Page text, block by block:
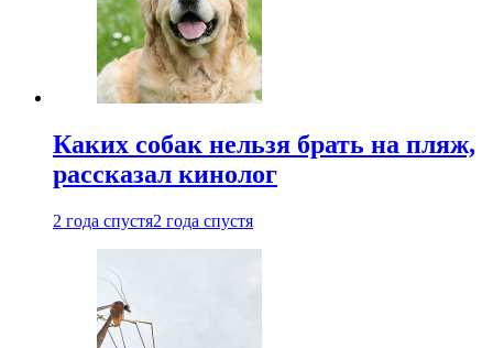
Каких собак нельзя брать на пляж,
рассказал кинолог
2 года спустя2 года спустя